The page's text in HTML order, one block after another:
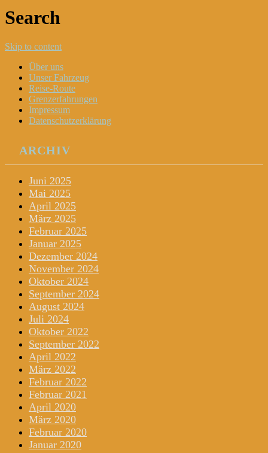
Search
Skip to content
Über uns
Unser Fahrzeug
Reise-Route
Grenzerfahrungen
Impressum
Datenschutzerklärung
ARCHIV
Juni 2025
Mai 2025
April 2025
März 2025
Februar 2025
Januar 2025
Dezember 2024
November 2024
Oktober 2024
September 2024
August 2024
Juli 2024
Oktober 2022
September 2022
April 2022
März 2022
Februar 2022
Februar 2021
April 2020
März 2020
Februar 2020
Januar 2020